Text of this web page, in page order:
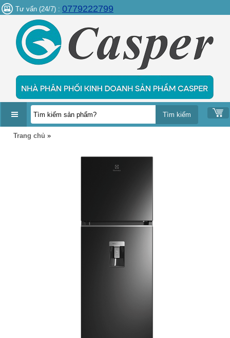
Tư vấn (24/7) : 0779222799
DANH
Trang chủ »